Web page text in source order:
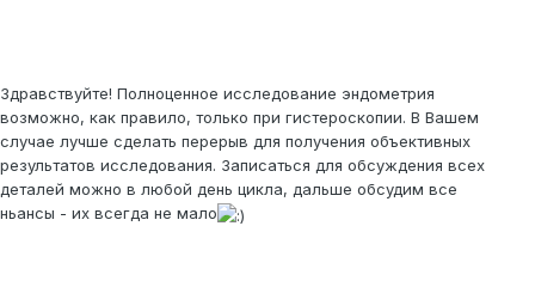
Здравствуйте! Полноценное исследование эндометрия
возможно, как правило, только при гистероскопии. В Вашем
случае лучше сделать перерыв для получения объективных
результатов исследования. Записаться для обсуждения всех
деталей можно в любой день цикла, дальше обсудим все
ньансы - их всегда не мало